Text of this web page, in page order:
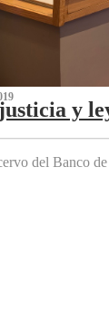
y
del Banco